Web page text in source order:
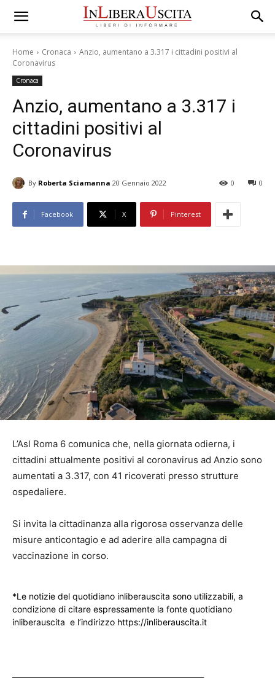
Home Cronaca
Anzio, aumentano a 3.317 i cittadini positivi al
Coronavirus
Cronaca
Anzio, aumentano a 3.317 i
cittadini positivi al
Coronavirus
By Roberta Sciamanna 20 Gennaio 2022 0
0
Facebook X Pinterest
L’Asl Roma 6 comunica che, nella giornata odierna, i
cittadini attualmente positivi al coronavirus ad Anzio sono
aumentati a 3.317, con 41 ricoverati presso strutture
ospedaliere.
Si invita la cittadinanza alla rigorosa osservanza delle
misure anticontagio e ad aderire alla campagna di
vaccinazione in corso.
*Le notizie del quotidiano inliberauscita sono utilizzabili, a
condizione di citare espressamente la fonte quotidiano
inliberauscita e l’indirizzo https://inliberauscita.it